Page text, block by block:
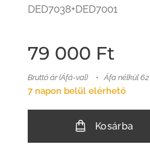
DED7038+DED7001
79 000 Ft
Bruttó ár (Áfá-val) Áfa nélkül
7 napon belül elérhető
Kosárba